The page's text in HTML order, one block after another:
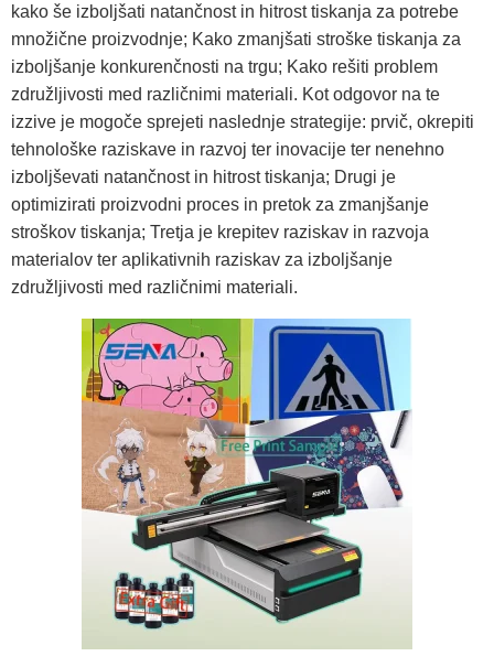
kako še izboljšati natančnost in hitrost tiskanja za potrebe
množične proizvodnje; Kako zmanjšati stroške tiskanja za
izboljšanje konkurenčnosti na trgu; Kako rešiti problem
združljivosti med različnimi materiali. Kot odgovor na te
izzive je mogoče sprejeti naslednje strategije: prvič, okrepiti
tehnološke raziskave in razvoj ter inovacije ter nenehno
izboljševati natančnost in hitrost tiskanja; Drugi je
optimizirati proizvodni proces in pretok za zmanjšanje
stroškov tiskanja; Tretja je krepitev raziskav in razvoja
materialov ter aplikativnih raziskav za izboljšanje
združljivosti med različnimi materiali.